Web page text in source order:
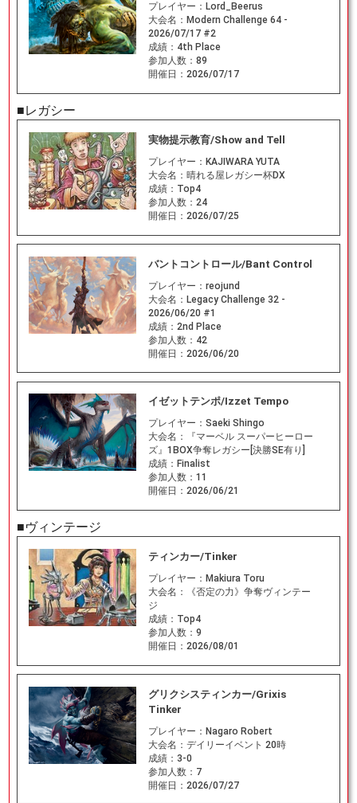
プレイヤー： Lord_Beerus
大会名： Modern Challenge 64 -
2026/07/17 #2
成績： 4th Place
参加人数： 89
開催日： 2026/07/17
■レガシー
実物提示教育/Show and Tell
プレイヤー： KAJIWARA YUTA
大会名： 晴れる屋レガシー杯DX
成績： Top4
参加人数： 24
開催日： 2026/07/25
バントコントロール/Bant Control
プレイヤー： reojund
大会名： Legacy Challenge 32 -
2026/06/20 #1
成績： 2nd Place
参加人数： 42
開催日： 2026/06/20
イゼットテンポ/Izzet Tempo
プレイヤー： Saeki Shingo
大会名：
『マーベル スーパーヒーロー
ズ』1BOX争奪レガシー[決勝SE有り]
成績： Finalist
参加人数： 11
開催日： 2026/06/21
■ヴィンテージ
ティンカー/Tinker
プレイヤー： Makiura Toru
大会名：
《否定の力》争奪ヴィンテー
ジ
成績： Top4
参加人数： 9
開催日： 2026/08/01
グリクシスティンカー/Grixis
Tinker
プレイヤー： Nagaro Robert
大会名： デイリーイベント 20時
成績： 3-0
参加人数： 7
開催日： 2026/07/27